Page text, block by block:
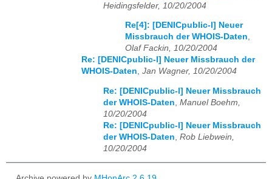
Heidingsfelder, 10/20/2004
Re[4]: [DENICpublic-l] Neuer
Missbrauch der WHOIS-Daten,
Olaf Fackin, 10/20/2004
Re: [DENICpublic-l] Neuer Missbrauch der
WHOIS-Daten, Jan Wagner, 10/20/2004
Re: [DENICpublic-l] Neuer Missbrauch
der WHOIS-Daten Manuel Boehm,
10/20/2004
Re: [DENICpublic-l] Neuer Missbrauch
der WHOIS-Daten Rob Liebwein,
10/20/2004